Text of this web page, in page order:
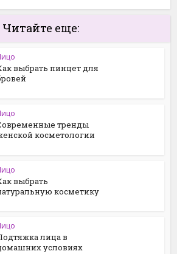
Читайте еще:
выбрать пинцет для
тренды
косметологии
выбрать
косметику
лица в
условиях